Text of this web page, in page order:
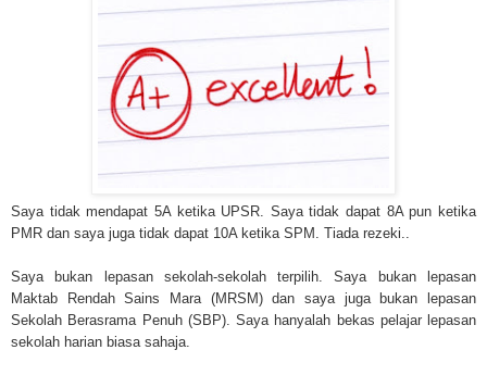
Saya tidak mendapat 5A ketika UPSR. Saya tidak dapat 8A pun ketika
PMR dan saya juga tidak dapat 10A ketika SPM. Tiada rezeki..
Saya bukan lepasan sekolah-sekolah terpilih. Saya bukan lepasan
Maktab Rendah Sains Mara (MRSM) dan saya juga bukan lepasan
Sekolah Berasrama Penuh (SBP). Saya hanyalah bekas pelajar lepasan
sekolah harian biasa sahaja.